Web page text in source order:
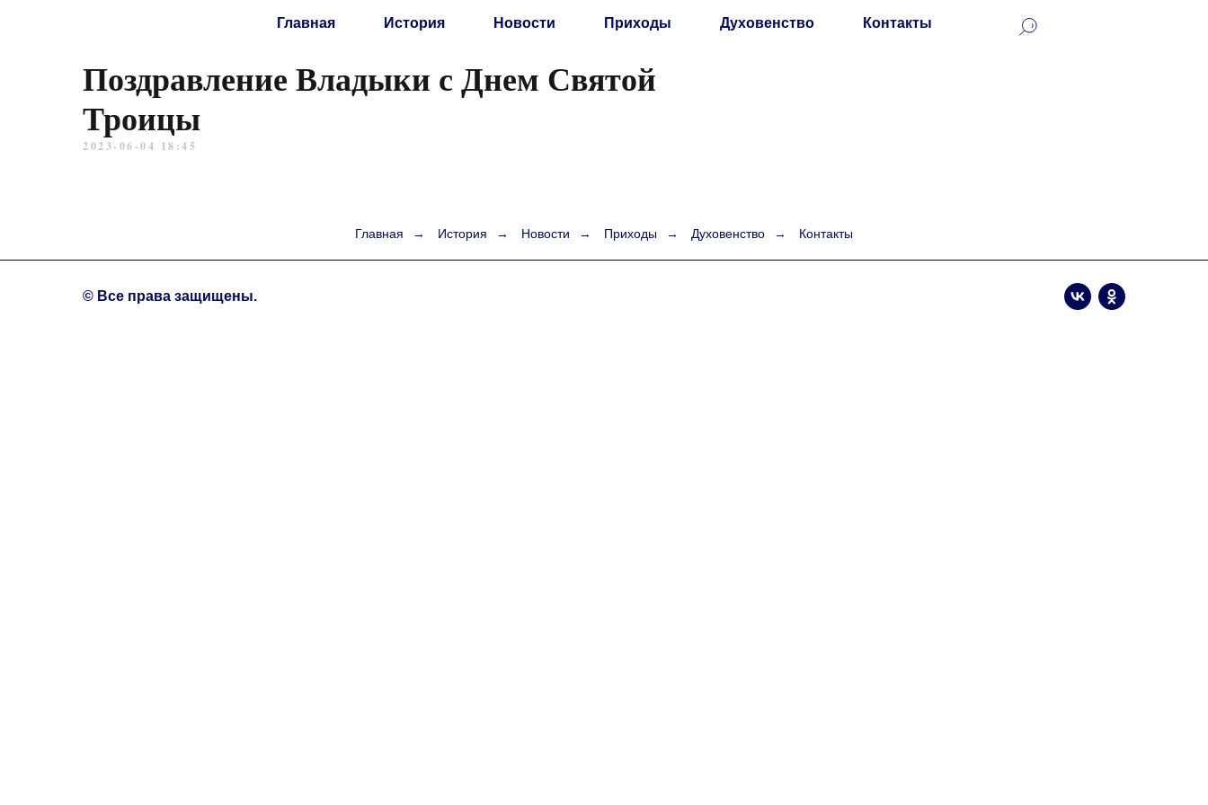
Главная История Новости Приходы Духовенство Контакты
Поздравление Владыки с Днем Святой
Троицы
2023-06-04 18:45
Главная → История → Новости → Приходы → Духовенство → Контакты
© Все права защищены.